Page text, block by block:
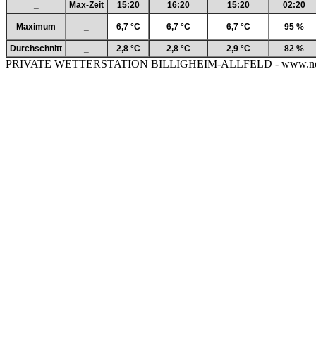
Max-Zeit 15:20 16:20 15:20 02:20
Maximum 6,7 °C 6,7 °C 6,7 °C 95 %
Durchschnitt 2,8 °C 2,8 °C 2,9 °C 82 %
PRIVATE WETTERSTATION BILLIGHEIM-ALLFELD -